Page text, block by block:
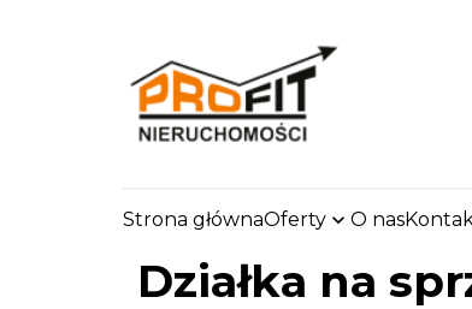
Strona głównaOferty O nas
strona.glowna Oferty Działki
Działka na